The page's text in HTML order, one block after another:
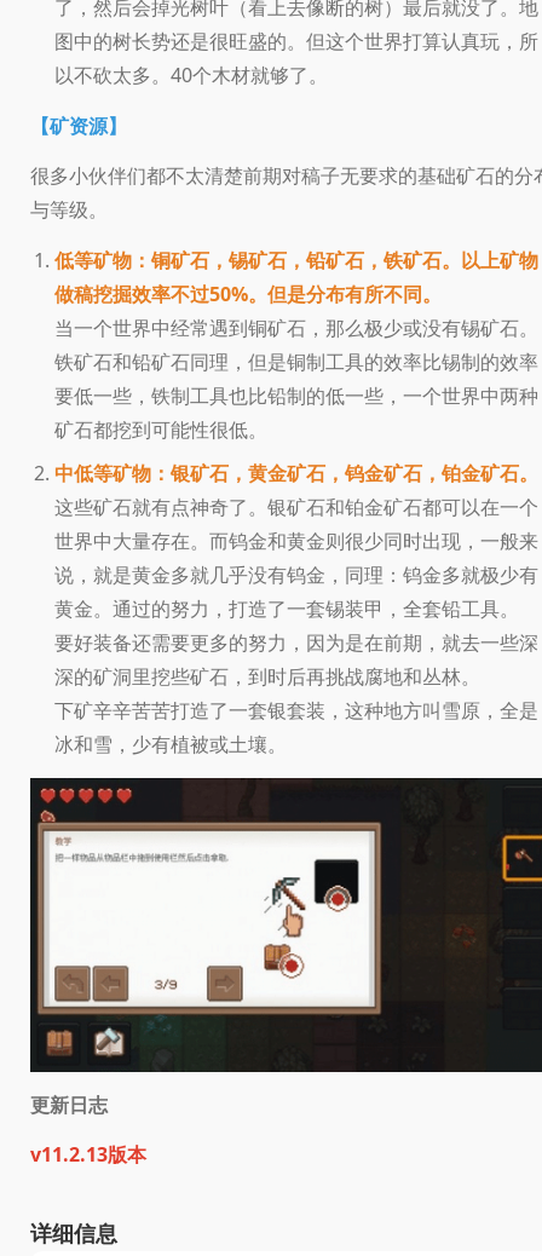
了，然后会掉光树叶（看上去像断的树）最后就没了。地
图中的树长势还是很旺盛的。但这个世界打算认真玩，所
以不砍太多。40个木材就够了。
【矿资源】
很多小伙伴们都不太清楚前期对稿子无要求的基础矿石的分
与等级。
低等矿物：铜矿石，锡矿石，铅矿石，铁矿石。以上矿物
做稿挖掘效率不过50%。但是分布有所不同。
当一个世界中经常遇到铜矿石，那么极少或没有锡矿石。
铁矿石和铅矿石同理，但是铜制工具的效率比锡制的效率
要低一些，铁制工具也比铅制的低一些，一个世界中两种
矿石都挖到可能性很低。
中低等矿物：银矿石，黄金矿石，钨金矿石，铂金矿石。
这些矿石就有点神奇了。银矿石和铂金矿石都可以在一个
世界中大量存在。而钨金和黄金则很少同时出现，一般来
说，就是黄金多就几乎没有钨金，同理：钨金多就极少有
黄金。通过的努力，打造了一套锡装甲，全套铅工具。
要好装备还需要更多的努力，因为是在前期，就去一些深
深的矿洞里挖些矿石，到时后再挑战腐地和丛林。
下矿辛辛苦苦打造了一套银套装，这种地方叫雪原，全是
冰和雪，少有植被或土壤。
更新日志
v11.2.13版本
详细信息